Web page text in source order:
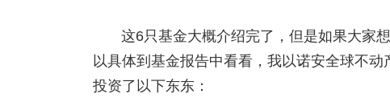
这6只基金大概介绍完了，但是如果大家
以具体到基金报告中看看，我以诺安全球不
投资了以下东东：